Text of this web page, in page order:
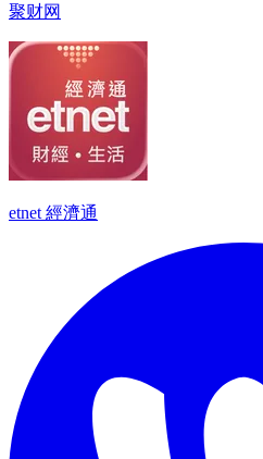
聚财网
etnet 經濟通